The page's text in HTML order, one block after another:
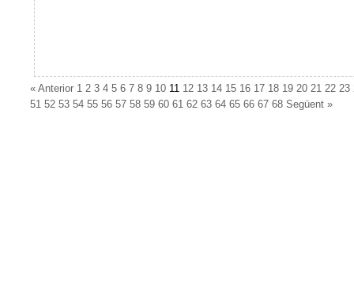
« Anterior 1 2 3 4 5 6 7 8 9 1011 12 13 14 15 16 17 18 19 20 21 22 23
51 52 53 54 55 56 57 58 59 60 61 62 63 64 65 66 67 68 Següent »